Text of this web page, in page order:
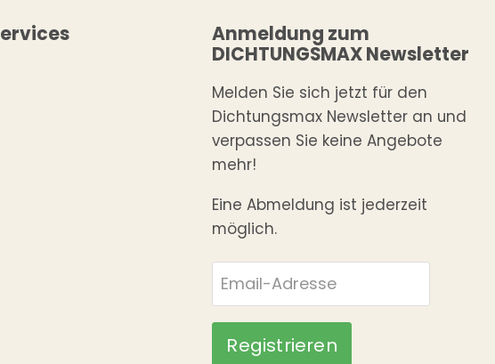
Anmeldung zum
DICHTUNGSMAX Newsletter
Melden Sie sich jetzt für den
Dichtungsmax Newsletter an und
verpassen Sie keine Angebote
mehr!
Eine Abmeldung ist jederzeit
möglich.
Email-Adresse
Registrieren